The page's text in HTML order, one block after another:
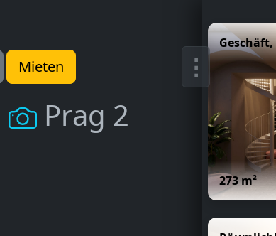
Mieten
Prag 2